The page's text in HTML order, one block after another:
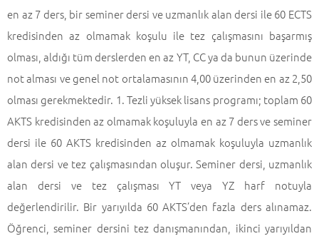
en az 7 ders, bir seminer dersi ve uzmanlık alan dersi ile 60 ECTS
kredisinden az olmamak koşulu ile tez çalışmasını başarmış
olması, aldığı tüm derslerden en az YT, CC ya da bunun üzerinde
not alması ve genel not ortalamasının 4,00 üzerinden en az 2,50
olması gerekmektedir. 1. Tezli yüksek lisans programı; toplam 60
AKTS kredisinden az olmamak koşuluyla en az 7 ders ve seminer
dersi ile 60 AKTS kredisinden az olmamak koşuluyla uzmanlık
alan dersi ve tez çalışmasından oluşur. Seminer dersi, uzmanlık
alan dersi ve tez çalışması YT veya YZ harf notuyla
değerlendirilir. Bir yarıyılda 60 AKTS’den fazla ders alınamaz.
Öğrenci, seminer dersini tez danışmanından, ikinci yarıyıldan